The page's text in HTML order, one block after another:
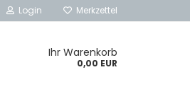
Login Merkzettel
Ihr Warenkorb
0,00 EUR